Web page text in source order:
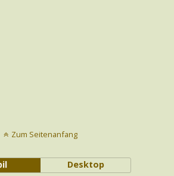
Zum Seitenanfang
Desktop